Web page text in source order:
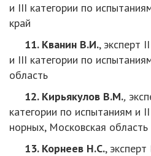
и III категории по
край
11. Кванин В.И., эксперт
и III категории по
область
12. Кирьякулов В.М.,
категории по испытаниям и
норных, Московская область
13. Корнеев Н.С.,